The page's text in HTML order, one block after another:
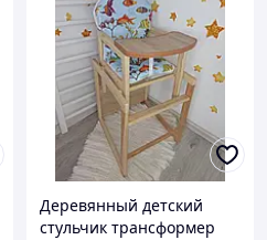
Деревянный детский
стульчик трансформер